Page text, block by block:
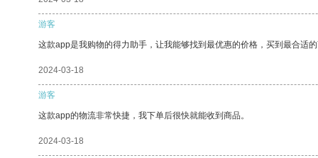
游客
这款app是我购物的得力助手，让我能够找到最优惠的价格，买到最合适
2024-03-18
游客
这款app的物流非常快捷，我下单后很快就能收到商品。
2024-03-18